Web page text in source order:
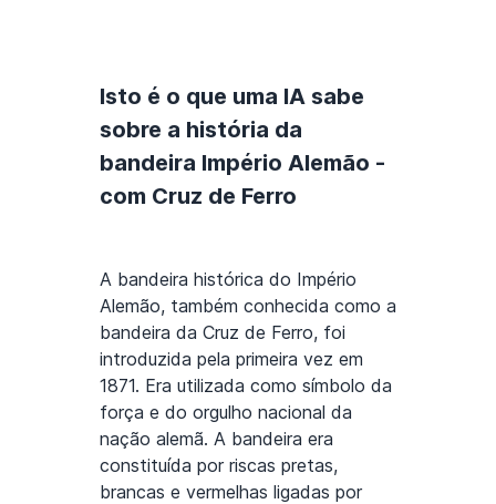
Isto é o que uma IA sabe
sobre a história da
bandeira Império Alemão -
com Cruz de Ferro
A bandeira histórica do Império
Alemão, também conhecida como a
bandeira da Cruz de Ferro, foi
introduzida pela primeira vez em
1871. Era utilizada como símbolo da
força e do orgulho nacional da
nação alemã. A bandeira era
constituída por riscas pretas,
brancas e vermelhas ligadas por